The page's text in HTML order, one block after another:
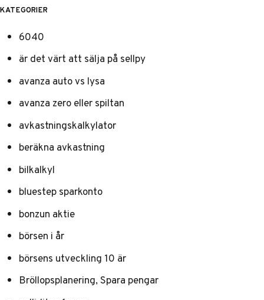
KATEGORIER
6040
är det värt att sälja på sellpy
avanza auto vs lysa
avanza zero eller spiltan
avkastningskalkylator
beräkna avkastning
bilkalkyl
bluestep sparkonto
bonzun aktie
börsen i år
börsens utveckling 10 är
Bröllopsplanering, Spara pengar